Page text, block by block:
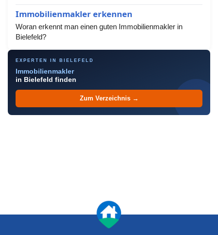
Immobilienmakler erkennen
Woran erkennt man einen guten Immobilienmakler in
Bielefeld?
EXPERTEN IN BIELEFELD
Immobilienmakler
in Bielefeld finden
Zum Verzeichnis →